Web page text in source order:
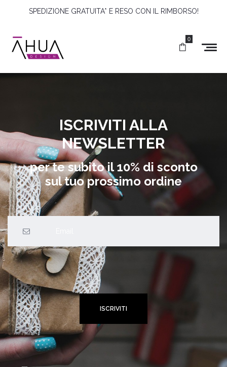
SPEDIZIONE GRATUITA* E RESO CON IL RIMBORSO!
0
ISCRIVITI ALLA
NEWSLETTER
per te subito il 10% di sconto
sul tuo prossimo ordine